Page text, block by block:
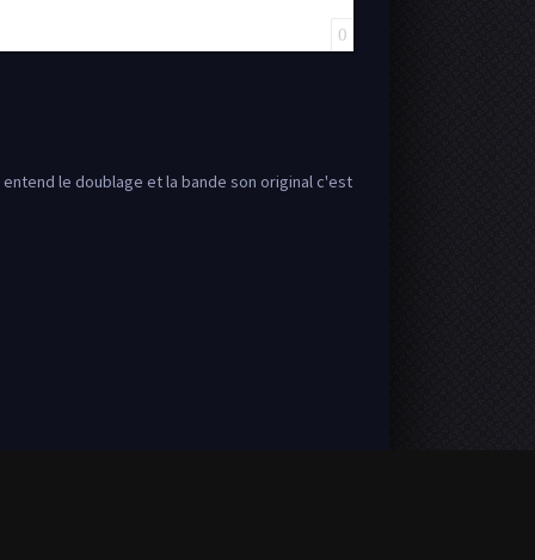
0
le doublage et la bande son original c'est